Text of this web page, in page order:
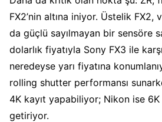
FX2’nin altına iniyor. Üstelik FX2,
da güçlü sayılmayan bir sensöre
dolarlık fiyatıyla Sony FX3 ile
neredeyse yarı fiyatına
rolling shutter performansı
4K kayıt yapabiliyor; Nikon ise 6K
getiriyor.